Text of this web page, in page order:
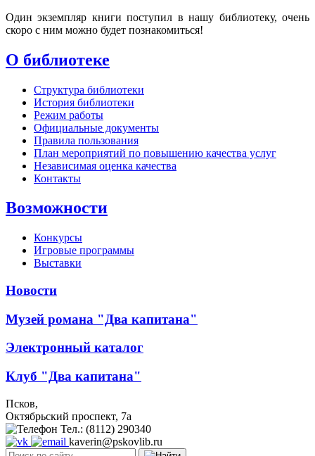
Один экземпляр книги поступил в нашу библиотеку, очень
скоро с ним можно будет познакомиться!
О библиотеке
Структура библиотеки
История библиотеки
Режим работы
Официальные документы
Правила пользования
План мероприятий по повышению качества услуг
Независимая оценка качества
Контакты
Возможности
Конкурсы
Игровые программы
Выставки
Новости
Музей романа "Два капитана"
Электронный каталог
Клуб "Два капитана"
Псков,
Октябрьский проспект, 7a
Тел.: (8112) 290340
kaverin@pskovlib.ru